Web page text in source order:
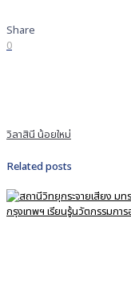
Share
0
วิลาสินี น้อยใหม่
Related posts